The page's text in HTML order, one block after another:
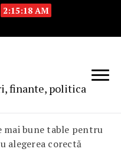
2:15:19 AM
finante, politica
mai bune table pentru
alegerea corectă